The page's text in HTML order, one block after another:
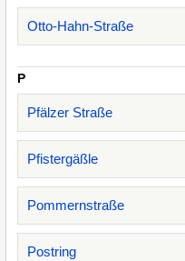
Otto-Hahn-Straße
P
Pfälzer Straße
Pfistergäßle
Pommernstraße
Postring